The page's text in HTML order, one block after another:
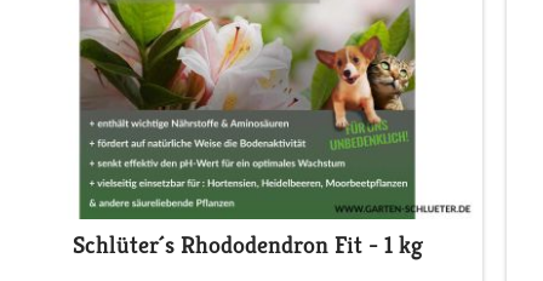
Schlüter´s Rhododendron Fit - 1 kg